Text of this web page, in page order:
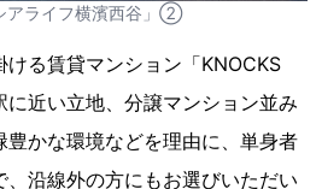
アライフ横濱西谷」②
ける賃貸マンション「KNOCKS
に近い立地、分譲マンション並み
豊かな環境などを理由に、単身者
沿線外の方にもお選びいただい